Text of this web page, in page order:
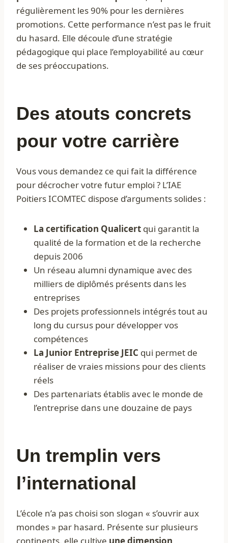
régulièrement les 90% pour les dernières
promotions. Cette performance n’est pas le fruit
du hasard. Elle découle d’une stratégie
pédagogique qui place l’employabilité au cœur
de ses préoccupations.
Des atouts concrets
pour votre carrière
Vous vous demandez ce qui fait la différence
pour décrocher votre futur emploi ? L’IAE
Poitiers ICOMTEC dispose d’arguments solides :
La certification Qualicert qui garantit la
qualité de la formation et de la recherche
depuis 2006
Un réseau alumni dynamique avec des
milliers de diplômés présents dans les
entreprises
Des projets professionnels intégrés tout au
long du cursus pour développer vos
compétences
La Junior Entreprise JEIC qui permet de
réaliser de vraies missions pour des clients
réels
Des partenariats établis avec le monde de
l’entreprise dans une douzaine de pays
Un tremplin vers
l’international
L’école n’a pas choisi son slogan « s’ouvrir aux
mondes » par hasard. Présente sur plusieurs